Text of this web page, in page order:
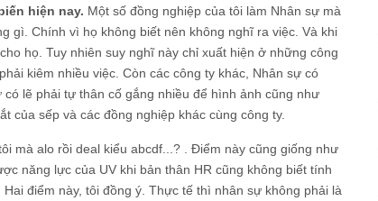
hiện nay. Một số đồng nghiệp của tôi làm Nhân sự mà
gì. Chính vì họ không biết nên không nghĩ ra việc. Và khi
họ. Tuy nhiên suy nghĩ này chỉ xuất hiện ở những công
kiêm nhiều việc. Còn các công ty khác, Nhân sự có
lẽ phải tự thân cố gắng nhiều để hình ảnh cũng như
của sếp và các đồng nghiệp khác cùng công ty.
mà alo rồi deal kiểu abcdf...? . Điểm này cũng giống như
năng lực của UV khi bản thân HR cũng không biết tính
điểm này, tôi đồng ý. Thực tế thì nhân sự không phải là